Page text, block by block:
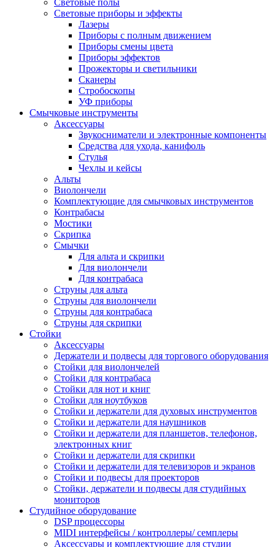
Световые полы
Световые приборы и эффекты
Лазеры
Приборы с полным движением
Приборы смены цвета
Приборы эффектов
Прожекторы и светильники
Сканеры
Стробоскопы
УФ приборы
Смычковые инструменты
Аксессуары
Звукосниматели и электронные компоненты
Средства для ухода, канифоль
Стулья
Чехлы и кейсы
Альты
Виолончели
Комплектующие для смычковых инструментов
Контрабасы
Мостики
Скрипка
Смычки
Для альта и скрипки
Для виолончели
Для контрабаса
Струны для альта
Струны для виолончели
Струны для контрабаса
Струны для скрипки
Стойки
Аксессуары
Держатели и подвесы для торгового оборудования
Стойки для виолончелей
Стойки для контрабаса
Стойки для нот и книг
Стойки для ноутбуков
Стойки и держатели для духовых инструментов
Стойки и держатели для наушников
Стойки и держатели для планшетов, телефонов,
электронных книг
Стойки и держатели для скрипки
Стойки и держатели для телевизоров и экранов
Стойки и подвесы для проекторов
Стойки, держатели и подвесы для студийных
мониторов
Студийное оборудование
DSP процессоры
MIDI интерфейсы / контроллеры/ семплеры
Аксессуары и комплектующие для студии